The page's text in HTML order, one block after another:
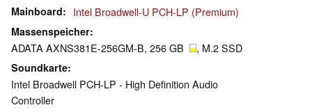
Mainboard Intel Broadwell-U PCH-LP (Premium)
Massenspeicher
ADATA AXNS381E-256GM-B, 256 GB , M.2 SSD
Soundkarte
Intel Broadwell PCH-LP - High Definition Audio
Controller